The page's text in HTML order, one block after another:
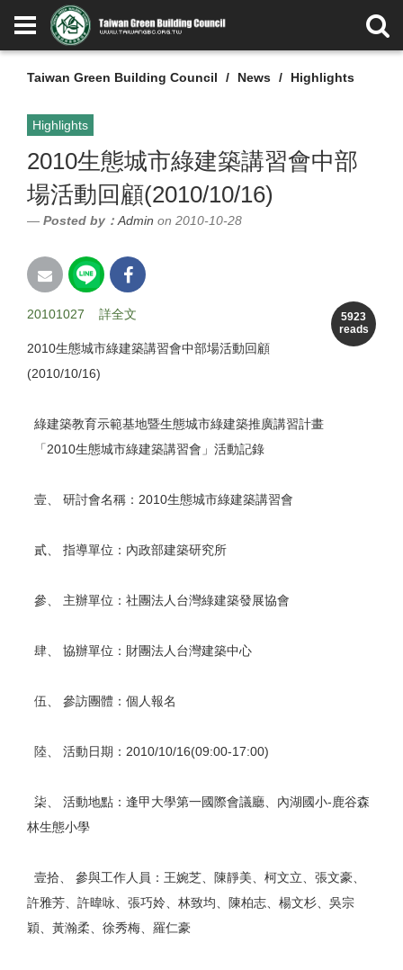
Taiwan Green Building Council News Highlights
Highlights
2010生態城市綠建築講習會中部
場活動回顧(2010/10/16)
Posted by： Admin on 2010-10-28
5923
reads
20101027 詳全文
2010生態城市綠建築講習會中部場活動回顧
(2010/10/16)
綠建築教育示範基地暨生態城市綠建築推廣講習計畫
「2010生態城市綠建築講習會」活動記錄
壹、 研討會名稱：2010生態城市綠建築講習會
貳、 指導單位：內政部建築研究所
參、 主辦單位：社團法人台灣綠建築發展協會
肆、 協辦單位：財團法人台灣建築中心
伍、 參訪團體：個人報名
陸、 活動日期：2010/10/16(09:00-17:00)
柒、 活動地點：逢甲大學第一國際會議廳、內湖國小-鹿谷森
林生態小學
壹拾、 參與工作人員：王婉芝、陳靜美、柯文立、張文豪、
許雅芳、許暐咏、張巧姈、林致均、陳柏志、楊文杉、吳宗
穎、黃瀚柔、徐秀梅、羅仁豪